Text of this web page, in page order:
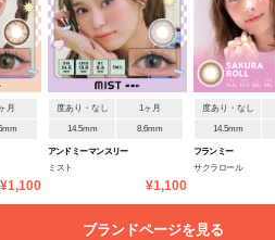
月
¥1,100
度あり・なし 1ヶ月
14.5mm 8.6mm
アンドミー マンスリー
ミスト
¥1,100
度あり・なし
14.5mm
フランミー
サクラロール
ブランドページを見る